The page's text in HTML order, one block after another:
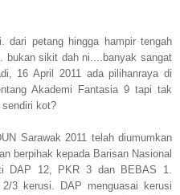
dari petang hingga hampir tengah
bukan sikit dah ni....banyak sangat
16 April 2011 ada pilihanraya di
Akademi Fantasia 9 tapi tak
kot?
Sarawak 2011 telah diumumkan
berpihak kepada Barisan Nasional
DAP 12, PKR 3 dan BEBAS 1.
3 kerusi. DAP menguasai kerusi